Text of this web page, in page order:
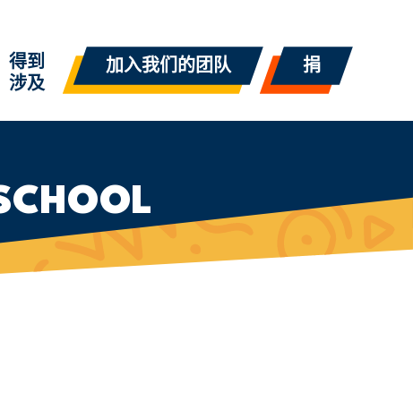
得到
涉及
加入我们的团队 捐